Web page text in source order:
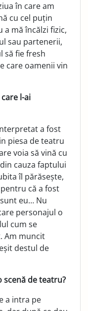
în care am
cu cel puțin
mă încălzi fizic,
sau partenerii,
să fie fresh
care oamenii vin
l-ai
a fost
piesa de teatru
voia să vină cu
cauza faptului
îl părăsește,
că a fost
eu… Nu
personajul o
cum se
Am muncit
destul de
scenă de teatru?
a intra pe